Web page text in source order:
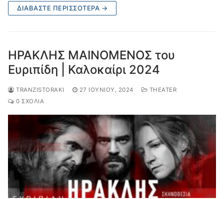
ΔΙΑΒΆΣΤΕ ΠΕΡΙΣΣΌΤΕΡΑ →
ΗΡΑΚΛΗΣ ΜΑΙΝΟΜΕΝΟΣ του
Ευριπίδη | Καλοκαίρι 2024
TRANZISTORAKI 27 ΙΟΥΝΊΟΥ, 2024
THEATER
0 ΣΧΌΛΙΑ